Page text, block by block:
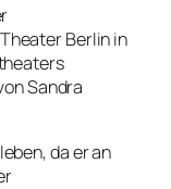
Berlin in
Sandra
da er an